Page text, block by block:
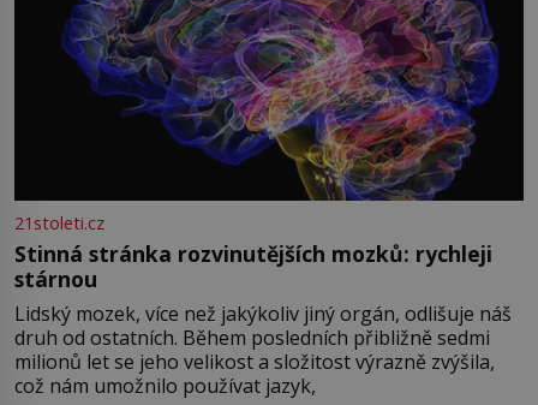
21stoleti.cz
Stinná stránka rozvinutějších mozků: rychleji
stárnou
Lidský mozek, více než jakýkoliv jiný orgán, odlišuje náš
druh od ostatních. Během posledních přibližně sedmi
milionů let se jeho velikost a složitost výrazně zvýšila,
což nám umožnilo používat jazyk,